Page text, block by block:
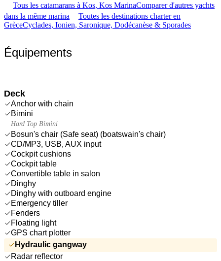
Tous les catamarans à Kos, Kos MarinaComparer d'autres yachts
dans la même marina
Toutes les destinations charter en
GrèceCyclades, Ionien, Saronique, Dodécanèse & Sporades
Équipements
Deck
Anchor with chain
Bimini
Hard Top Bimini
Bosun's chair (Safe seat) (boatswain's chair)
CD/MP3, USB, AUX input
Cockpit cushions
Cockpit table
Convertible table in salon
Dinghy
Dinghy with outboard engine
Emergency tiller
Fenders
Floating light
GPS chart plotter
Hydraulic gangway
Radar reflector